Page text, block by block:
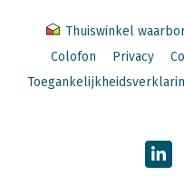
Thuiswinkel
Colofon
Privacy